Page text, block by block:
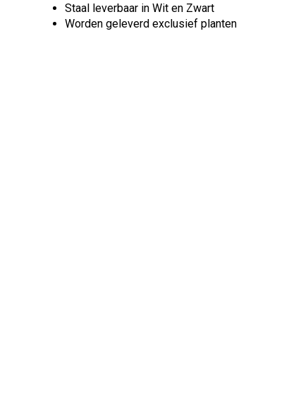
Staal leverbaar in Wit en Zwart
Worden geleverd exclusief planten